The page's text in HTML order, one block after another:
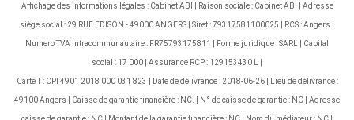
Affichage des informations légales : Cabinet ABI | Raison sociale : Cabinet ABI | Adresse
siège social : 29 RUE EDISON - 49000 ANGERS | Siret : 79317581100025 | RCS : Angers |
Numero TVA Intracommunautaire : FR75793175811 | Forme juridique : SARL | Capital
social : 17 000 | Assurance RCP : 129153430 L |
Carte T : CPI 4901 2018 000 031 823 | Date de délivrance : 2018-06-26 | Lieu de délivrance :
49100 Angers | Caisse de garantie financière : NC. | N° de caisse de garantie : NC | Adresse